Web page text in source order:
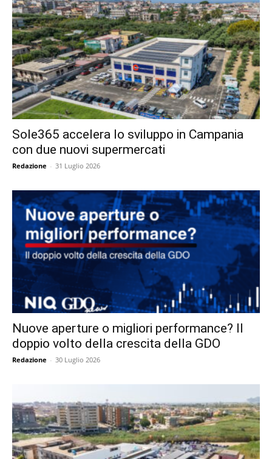
Sole365 accelera lo sviluppo in Campania
con due nuovi supermercati
Redazione - 31 Luglio 2026
Nuove aperture o migliori performance? Il
doppio volto della crescita della GDO
Redazione - 30 Luglio 2026